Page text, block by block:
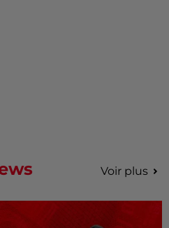
Voir plus